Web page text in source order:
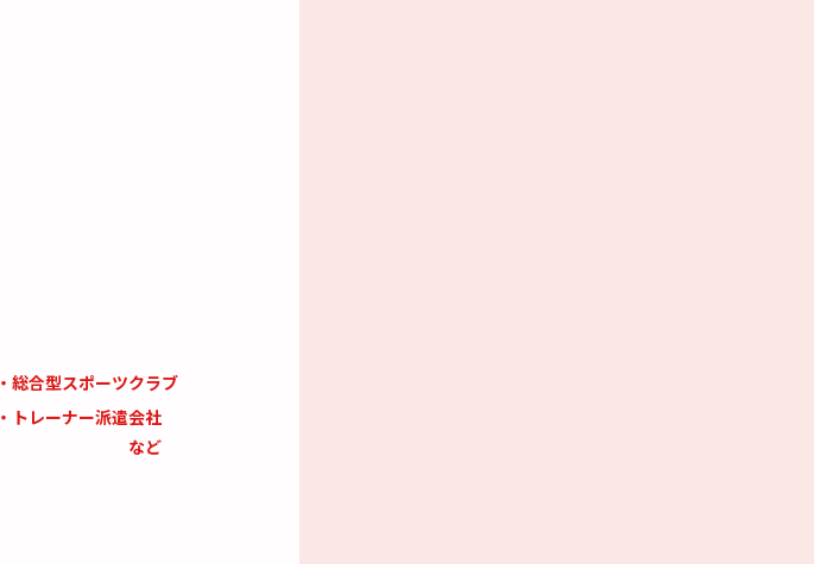
・総合型スポーツクラブ
・トレーナー派遣会社